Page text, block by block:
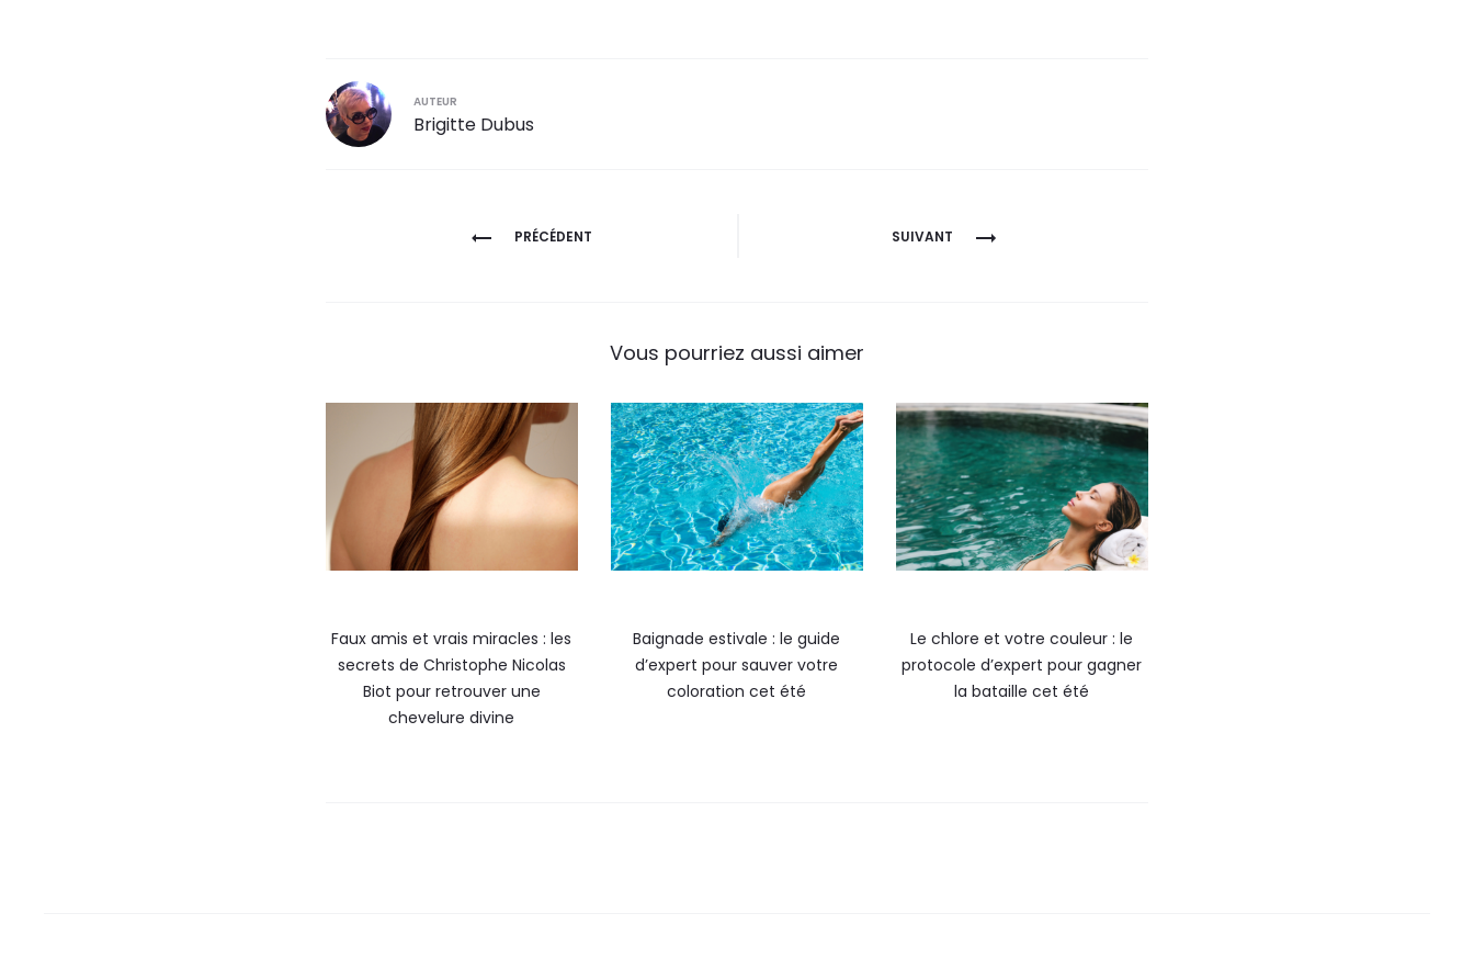
AUTEUR
Brigitte Dubus
PRÉCÉDENT SUIVANT
Vous pourriez aussi aimer
Faux amis et vrais miracles : les
secrets de Christophe Nicolas
Biot pour retrouver une
chevelure divine
Baignade estivale : le guide
d’expert pour sauver votre
coloration cet été
Le chlore et votre couleur : le
protocole d’expert pour gagner
la bataille cet été